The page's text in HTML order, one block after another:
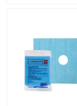
Медицинский